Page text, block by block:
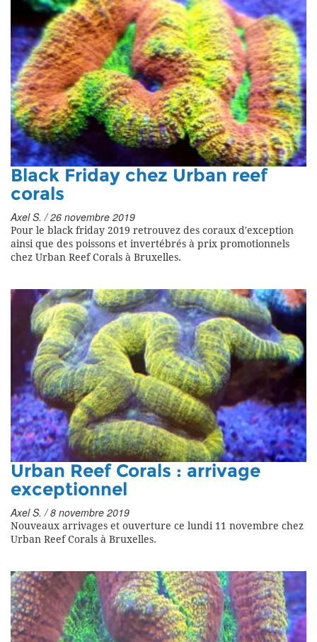
Black Friday chez Urban reef
corals
Axel S. / 26 novembre 2019
Pour le black friday 2019 retrouvez des coraux d'exception
ainsi que des poissons et invertébrés à prix promotionnels
chez Urban Reef Corals à Bruxelles.
Urban Reef Corals : arrivage
exceptionnel
Axel S. / 8 novembre 2019
Nouveaux arrivages et ouverture ce lundi 11 novembre chez
Urban Reef Corals à Bruxelles.